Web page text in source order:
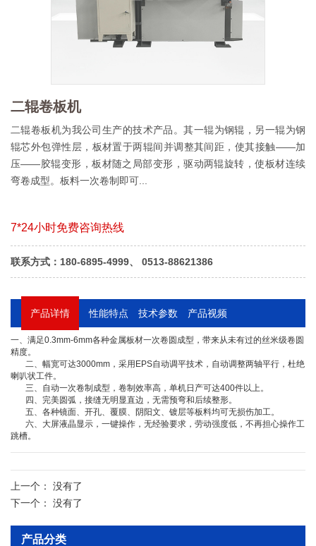
二辊卷板机
二辊卷板机为我公司生产的技术产品。其一辊为钢辊，另一辊为钢
辊芯外包弹性层，板材置于两辊间并调整其间距，使其接触——加
压——胶辊变形，板材随之局部变形，驱动两辊旋转，使板材连续
弯卷成型。板料一次卷制即可...
7*24小时免费咨询热线
联系方式：180-6895-4999、 0513-88621386
产品详情 性能特点 技术参数 产品视频
一、满足0.3mm-6mm各种金属板材一次卷圆成型，带来从未有过的丝米级卷圆
精度。
二、幅宽可达3000mm，采用EPS自动调平技术，自动调整两轴平行，杜绝
喇叭状工件。
三、自动一次卷制成型，卷制效率高，单机日产可达400件以上。
四、完美圆弧，接缝无明显直边，无需预弯和后续整形。
五、各种镜面、开孔、覆膜、阴阳文、镀层等板料均可无损伤加工。
六、大屏液晶显示，一键操作，无经验要求，劳动强度低，不再担心操作工
跳槽。
上一个： 没有了
下一个： 没有了
产品分类